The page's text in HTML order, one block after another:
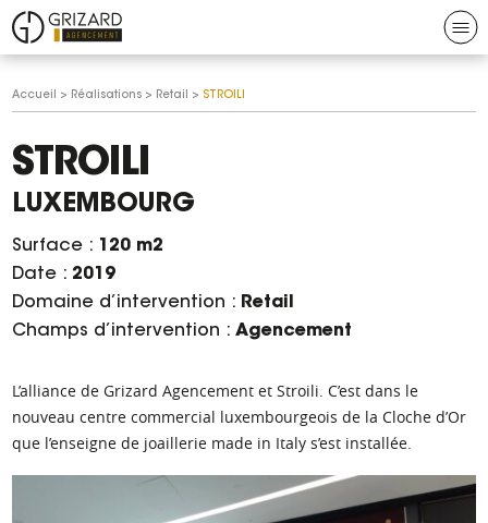
Aller au contenu
Grizard
agencement
Vous
êtes
Accueil > Réalisations> Retail > STROILI
STROILI
LUXEMBOURG
Surface : 120 m2
Date : 2019
Domaine d’intervention : Retail
Champs d’intervention : Agencement
L’alliance de Grizard Agencement et Stroili. C’est dans le
nouveau centre commercial luxembourgeois de la Cloche d’Or
que l’enseigne de joaillerie made in Italy s’est installée.